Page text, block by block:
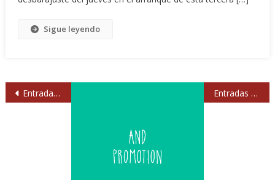
Sigue leyendo
Navegación
Entradas anteriores Entradas siguientes